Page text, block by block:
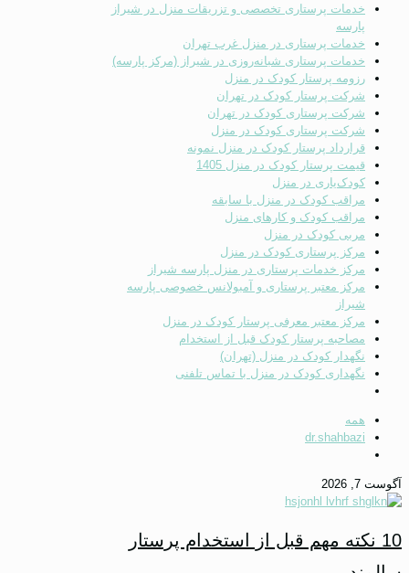
خدمات پرستاری تخصصی و تزریقات منزل در شیراز
پارسه
خدمات پرستاری در منزل غرب تهران
خدمات پرستاری شبانه‌روزی در شیراز (مرکز پارسه)
رزومه پرستار کودک در منزل
شرکت پرستار کودک در تهران
شرکت پرستاری کودک در تهران
شرکت پرستاری کودک در منزل
قرارداد پرستار کودک در منزل نمونه
قیمت پرستار کودک در منزل 1405
کودک‌یاری در منزل
مراقب کودک در منزل با سابقه
مراقب کودک و کارهای منزل
مربی کودک در منزل
مرکز پرستاری کودک در منزل
مرکز خدمات پرستاری در منزل پارسه شیراز
مرکز معتبر پرستاری و آمبولانس خصوصی پارسه
شیراز
مرکز معتبر معرفی پرستار کودک در منزل
مصاحبه پرستار کودک قبل از استخدام
نگهدار کودک در منزل (تهران)
نگهداری کودک در منزل با تماس تلفنی
همه
dr.shahbazi
آگوست 7, 2026
10 نکته مهم قبل از استخدام پرستار